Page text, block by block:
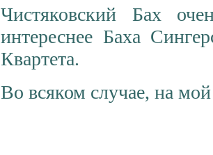
Чистяковский Бах
интереснее Баха
Квартета.
Во всяком случае, на